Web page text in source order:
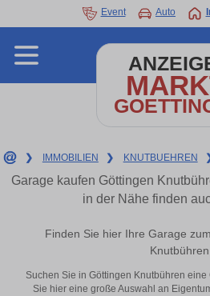
Event Auto
❯ IMMOBILIEN ❯ KNUTBUEHREN
Garage kaufen Göttingen
in der Nähe finden
Finden Sie hier Ihre Garage
Knutbühren
Suchen Sie in Göttingen Knutbühren
Sie hier eine große Auswahl an